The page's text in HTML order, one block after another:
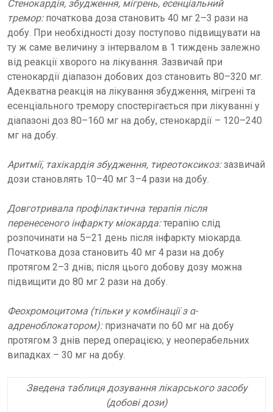
Стенокардія, збудження, мігрень, есенціальний
тремор:початкова доза становить 40 мг 2–3 рази на
добу. При необхідності дозу поступово підвищувати на
ту ж саме величину з інтервалом в 1 тиждень залежно
від реакції хворого на лікування. Зазвичай при
стенокардії діапазон добових доз становить 80–320 мг.
Адекватна реакція на лікування збудження, мігрені та
есенціального тремору спостерігається при лікуванні у
діапазоні доз 80–160 мг на добу, стенокардії – 120–240
мг на добу.
Аритмії, тахікардія збудження, тиреотоксикоз:зазвичай
дози становлять 10–40 мг 3–4 рази на добу.
Довготривала профілактична терапія після
перенесеного інфаркту міокарда:терапію слід
розпочинати на 5–21 день після інфаркту міокарда.
Початкова доза становить 40 мг 4 рази на добу
протягом 2–3 днів; після цього добову дозу можна
підвищити до 80 мг 2 рази на добу.
Феохромоцитома (тільки у комбінації з α-
адреноблокатором):призначати по 60 мг на добу
протягом 3 днів перед операцією; у неоперабельних
випадках – 30 мг на добу.
Зведена таблиця дозування лікарського засобу
(добові дози)